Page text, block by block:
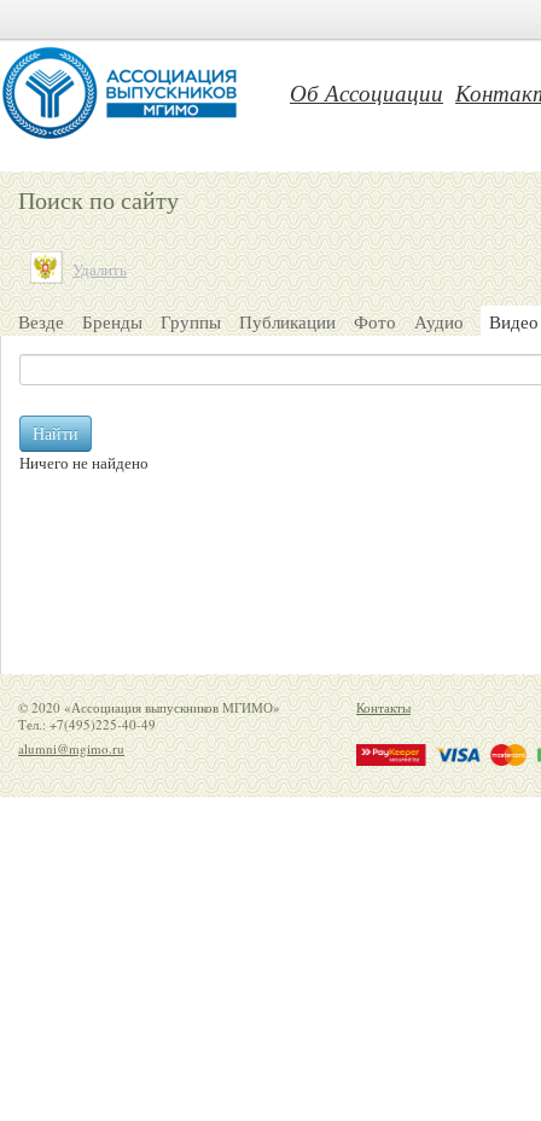
Об Ассоциации
Поиск по сайту
Удалить
Везде Бренды Группы Публикации Фото Аудио Видео
Найти
Ничего не найдено
© 2020 «Ассоциация выпускников МГИМО»
Тел.: +7(495)225-40-49
alumni@mgimo.ru
Контакты